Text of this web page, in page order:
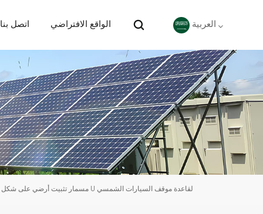
اتصل بنا الواقع الافتراضي العربية
English
Deutsch
español
português
مسمار تثبيت أرضي على شكل حرف U لقاعدة موقف السيارات الشمسي